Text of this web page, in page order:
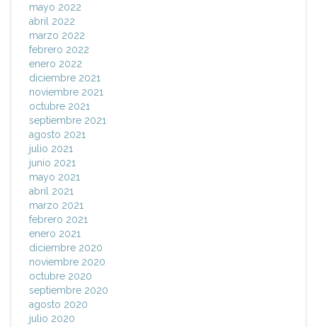
mayo 2022
abril 2022
marzo 2022
febrero 2022
enero 2022
diciembre 2021
noviembre 2021
octubre 2021
septiembre 2021
agosto 2021
julio 2021
junio 2021
mayo 2021
abril 2021
marzo 2021
febrero 2021
enero 2021
diciembre 2020
noviembre 2020
octubre 2020
septiembre 2020
agosto 2020
julio 2020